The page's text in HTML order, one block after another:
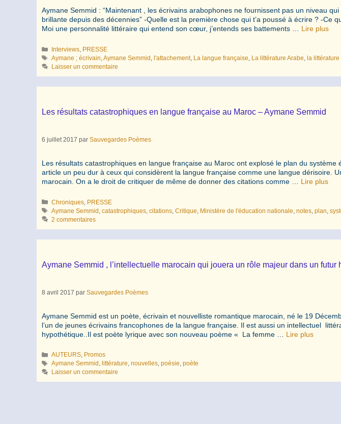
Aymane Semmid : “Maintenant , les écrivains arabophones ne fournissent pas un niveau
brillante depuis des décennies” -Quelle est la première chose qui t’a poussé à écrire ? -Ce
Moi une personnalité littéraire qui entend son cœur, j’entends ses battements … Lire plus
Catégories
Interviews, PRESSE
Étiquettes
Aymane ; écrivain,Aymane Semmid , l'attachement, La langue française, La littérature Arabe, la
Laisser un commentaire
Les résultats catastrophiques en langue française au Maroc – Aymane Semmid
6 juillet 2017 par Sauvegardes Poèmes
Les résultats catastrophiques en langue française au Maroc ont explosé le plan du
article un peu dur à ceux qui considèrent la langue française comme une langue dérisoire.
marocain. On a le droit de critiquer de même de donner des citations comme … Lire plus
Catégories
Chroniques PRESSE
Étiquettes
Aymane Semmid ,catastrophiques ,citations ,Critique Ministère de l'éducation nationale ,notes ,plan ,
2 commentaires
Aymane Semmid , l’intellectuelle marocain qui jouera un rôle majeur dans un futur
8 avril 2017 par Sauvegardes Poèmes
Aymane Semmid est un poète, écrivain et nouvelliste romantique marocain, né le 19
l’un de jeunes écrivains francophones de la langue française. Il est aussi un intellectuel
hypothétique..Il est poète lyrique avec son nouveau poème « La femme … Lire plus
Catégories
AUTEURS, Promos
Étiquettes
Aymane Semmid , littérature,nouvelles,poésie,poète
Laisser un commentaire